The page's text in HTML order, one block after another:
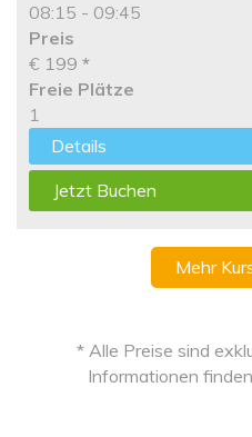
08:15 - 09:45
Preis
€ 199 *
Freie Plätze
1
Details
Jetzt Buchen
Mehr
* Alle Preise sind
Informationen